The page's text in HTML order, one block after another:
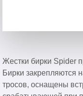
Жестки бирки Spider
Бирки закрепляются
тросов, оснащены